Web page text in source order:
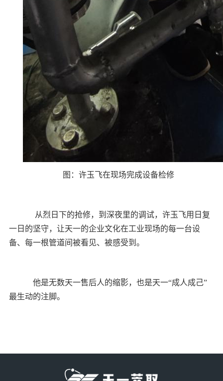
图：许玉飞在现场完成设备检修
从烈日下的抢修，到深夜里的调试，许玉飞用日复
一日的坚守，让天一的企业文化在工业现场的每一台设
备、每一根管道间被看见、被感受到。
他是无数天一售后人的缩影，也是天一“成人成己”
最生动的注脚。